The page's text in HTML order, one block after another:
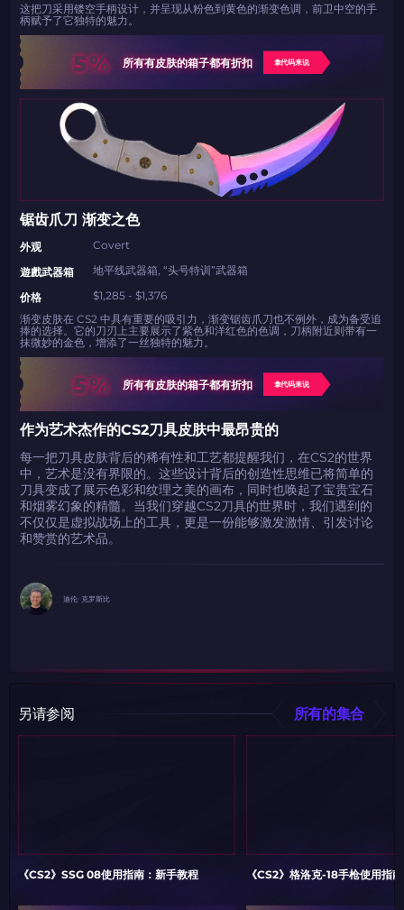
这把刀采用镂空手柄设计，并呈现从粉色到黄色的渐变色调，前卫中空的手
柄赋予了它独特的魅力。
5% 所有有皮肤的箱子都有折扣 拿代码来说
锯齿爪刀 渐变之色
外观
Covert
遊戲武器箱
地平线武器箱, “头号特训”武器箱
价格
$1,285 - $1,376
渐变皮肤在 CS2 中具有重要的吸引力，渐变锯齿爪刀也不例外，成为备受追
捧的选择。它的刀刃上主要展示了紫色和洋红色的色调，刀柄附近则带有一
抹微妙的金色，增添了一丝独特的魅力。
5% 所有有皮肤的箱子都有折扣 拿代码来说
作为艺术杰作的CS2刀具皮肤中最昂贵的
每一把刀具皮肤背后的稀有性和工艺都提醒我们，在CS2的世界
中，艺术是没有界限的。这些设计背后的创造性思维已将简单的
刀具变成了展示色彩和纹理之美的画布，同时也唤起了宝贵宝石
和烟雾幻象的精髓。当我们穿越CS2刀具的世界时，我们遇到的
不仅仅是虚拟战场上的工具，更是一份能够激发激情、引发讨论
和赞赏的艺术品。
迪伦· 克罗斯比
另请参阅 所有的集合
《CS2》SSG 08使用指南：新手教程 《CS2》格洛克-18手枪使用指